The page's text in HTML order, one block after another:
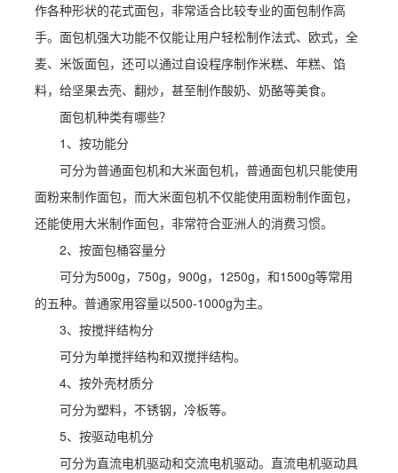
作各种形状的花式面包，非常适合比较专业的面包制作高
手。面包机强大功能不仅能让用户轻松制作法式、欧式，全
麦、米饭面包，还可以通过自设程序制作米糕、年糕、馅
料，给坚果去壳、翻炒，甚至制作酸奶、奶酪等美食。
面包机种类有哪些？
1、按功能分
可分为普通面包机和大米面包机，普通面包机只能使用
面粉来制作面包，而大米面包机不仅能使用面粉制作面包，
还能使用大米制作面包，非常符合亚洲人的消费习惯。
2、按面包桶容量分
可分为500g，750g，900g，1250g，和1500g等常用
的五种。普通家用容量以500-1000g为主。
3、按搅拌结构分
可分为单搅拌结构和双搅拌结构。
4、按外壳材质分
可分为塑料，不锈钢，冷板等。
5、按驱动电机分
可分为直流电机驱动和交流电机驱动。直流电机驱动具